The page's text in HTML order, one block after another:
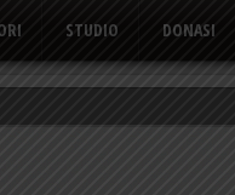
STUDIO DONASI